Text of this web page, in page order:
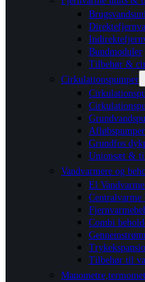
Bundmoduler
Tilbehør &
Cirkulationspumper
Afløbspumper
Grundfos
Unionsæt &
Vandvarmere og
El
Centralvarme
Combi
Tilbehør til